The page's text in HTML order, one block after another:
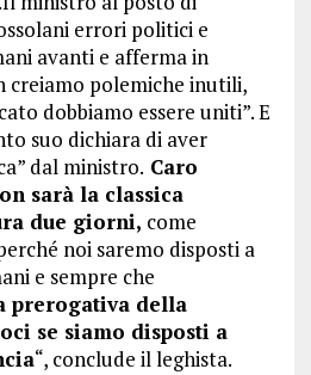
errori politici e
avanti e afferma in
creiamo polemiche inutili,
dobbiamo essere uniti”. E
suo dichiara di aver
dal ministro. Caro
sarà la classica
due giorni, come
noi saremo disposti a
e sempre che
prerogativa della
se siamo disposti a
“, conclude il leghista.